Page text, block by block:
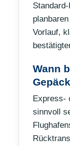
Vorlauf,
Wann
Express-
sinnvoll